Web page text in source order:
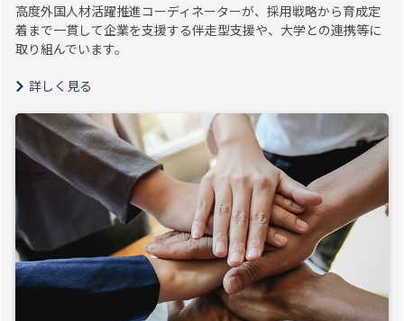
高度外国人材活躍推進コーディネーターが、採用戦略から育成定
着まで一貫して企業を支援する伴走型支援や、大学との連携等に
取り組んでいます。
詳しく見る